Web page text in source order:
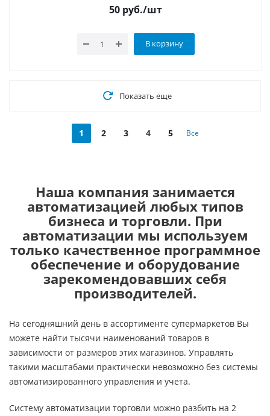
50 руб./шт
В корзину
Показать еще
1 2 3 4 5 Все
Наша компания занимается
автоматизацией любых типов
бизнеса и торговли. При
автоматизации мы используем
только качественное программное
обеспечение и оборудование
зарекомендовавших себя
производителей.
На сегодняшний день в ассортименте супермаркетов Вы
можете найти тысячи наименований товаров в
зависимости от размеров этих магазинов. Управлять
такими масштабами практически невозможно без системы
автоматизированного управления и учета.
Систему автоматизации торговли можно разбить на 2